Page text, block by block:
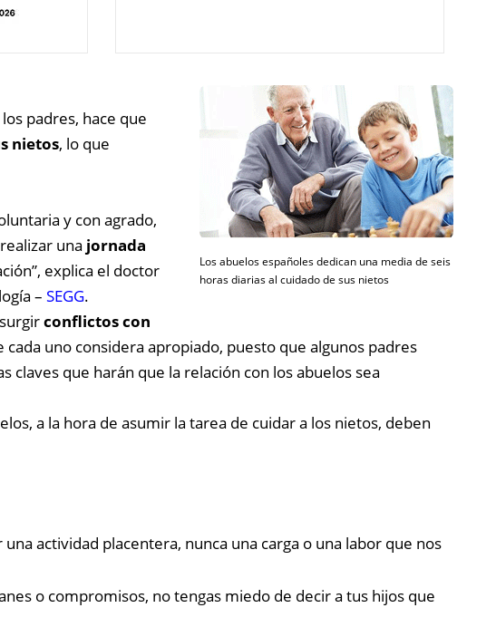
Los abuelos españoles dedican una media de seis
horas diarias al cuidado de sus nietos
padres, hace que
nietos, lo que
y con agrado,
una jornada
explica el doctor
– SEGG.
conflictos con
uno considera apropiado, puesto que algunos padres
que harán que la relación con los abuelos sea
a la hora de asumir la tarea de cuidar a los nietos, deben
actividad placentera, nunca una carga o una labor que nos
o compromisos, no tengas miedo de decir a tus hijos que